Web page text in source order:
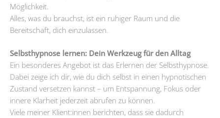
Möglichkeit.
Alles, was du brauchst, ist ein ruhiger Raum und die
Bereitschaft, dich einzulassen.
Selbsthypnose lernen: Dein Werkzeug für den Alltag
Ein besonderes Angebot ist das Erlernen der Selbsthypnose.
Dabei zeige ich dir, wie du dich selbst in einen hypnotischen
Zustand versetzen kannst – um Entspannung, Fokus oder
innere Klarheit jederzeit abrufen zu können.
Viele meiner Klient:innen berichten, dass sie dadurch